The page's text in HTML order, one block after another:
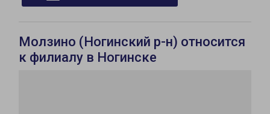
Молзино (Ногинский р-н) относится
к филиалу в Ногинске